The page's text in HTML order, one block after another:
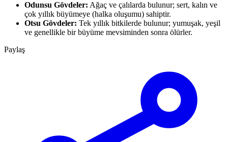
Odunsu Gövdeler: Ağaç ve çalılarda bulunur; sert, kalın ve
çok yıllık büyümeye (halka oluşumu) sahiptir.
Otsu Gövdeler: Tek yıllık bitkilerde bulunur; yumuşak, yeşil
ve genellikle bir büyüme mevsiminden sonra ölürler.
Paylaş